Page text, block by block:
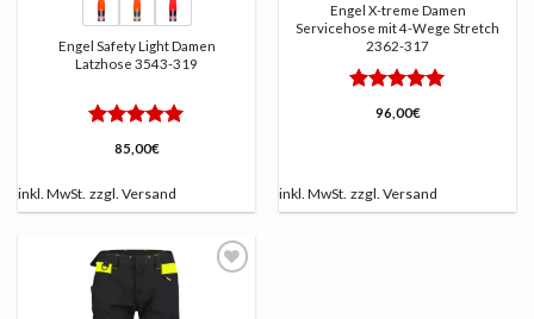
Engel Safety Light Damen
Latzhose 3543-319
Bewertet
5von
85,00€
inkl. MwSt. zzgl. Versand
Engel X-treme Damen
Servicehose mit 4-Wege Stretch
2362-317
Bewertet
5von
96,00€
inkl. MwSt. zzgl. Versand